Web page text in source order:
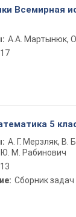
Всемирная
А.А. Мартынюк,
5
А. Г. Мерзляк, В.
Ю. М. Рабинович
Сборник